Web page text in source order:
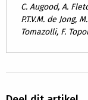
C. Augood, A.
P.T.V.M. de Jong,
Tomazolli, F.